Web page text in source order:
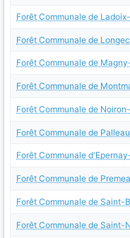
Forêt Communale de
Forêt Communale de
Forêt Communale de
Forêt Communale de
Forêt Communale de
Forêt Communale de Palleau
Forêt Communale
Forêt Communale de
Forêt Communale de Saint-
Forêt Communale de